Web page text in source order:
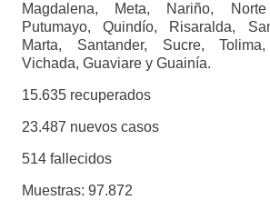
Magdalena, Meta, Nariño,
Putumayo, Quindío, Risaralda,
Marta, Santander, Sucre,
Vichada, Guaviare y Guainía.
15.635 recuperados
23.487 nuevos casos
514 fallecidos
Muestras: 97.872